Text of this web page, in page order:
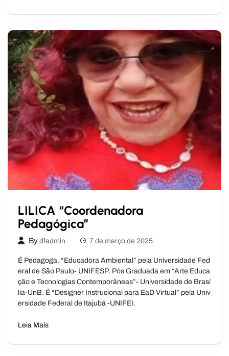
LILICA “Coordenadora
Pedagógica”
By dfadmin 7 de março de 2025
É Pedagoga. “Educadora Ambiental” pela Universidade Fed
eral de São Paulo- UNIFESP. Pós Graduada em “Arte Educa
ção e Tecnologias Contemporâneas”- Universidade de Brasí
lia-UnB. É “Designer Instrucional para EaD Virtual” pela Univ
ersidade Federal de Itajubá -UNIFEI.
Leia Mais